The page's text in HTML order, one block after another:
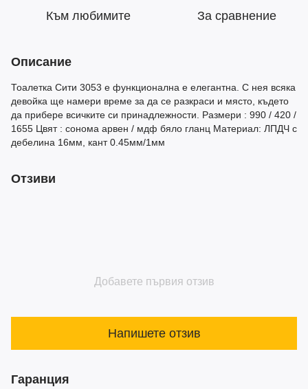
Към любимите За сравнение
Описание
Тоалетка Сити 3053 е функционална е елегантна. С нея всяка
девойка ще намери време за да се разкраси и място, където
да прибере всичките си принадлежности. Размери : 990 / 420 /
1655 Цвят : сонома арвен / мдф бяло гланц Материал: ЛПДЧ с
дебелина 16мм, кант 0.45мм/1мм
Отзиви
Добавете първия отзив
Напишете отзив
Гаранция